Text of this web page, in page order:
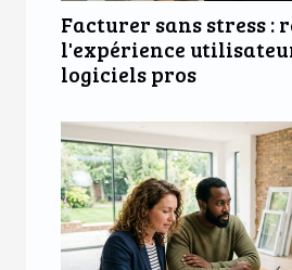
Facturer sans stress :
l'expérience
logiciels pros